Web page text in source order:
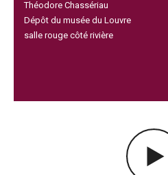
Théodore Chassériau
Dépôt du musée du Louvre
salle rouge côté rivière